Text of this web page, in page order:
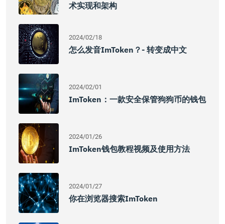
术实现和架构
2024/02/18
怎么发音imToken？- 转变成中文
2024/02/01
ImToken：一款安全保管狗狗币的钱包
2024/01/26
ImToken钱包教程视频及使用方法
2024/01/27
你在浏览器搜索imToken